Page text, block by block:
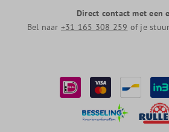
Direct contact met een
Bel naar +31 165 308 259 of je